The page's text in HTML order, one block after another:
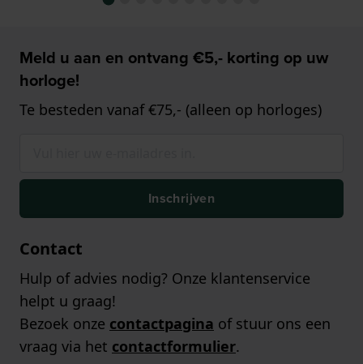
Meld u aan en ontvang €5,- korting op uw
horloge!
Te besteden vanaf €75,- (alleen op horloges)
Inschrijven
Contact
Hulp of advies nodig? Onze klantenservice
helpt u graag!
Bezoek onze contactpagina of stuur ons een
vraag via het contactformulier.